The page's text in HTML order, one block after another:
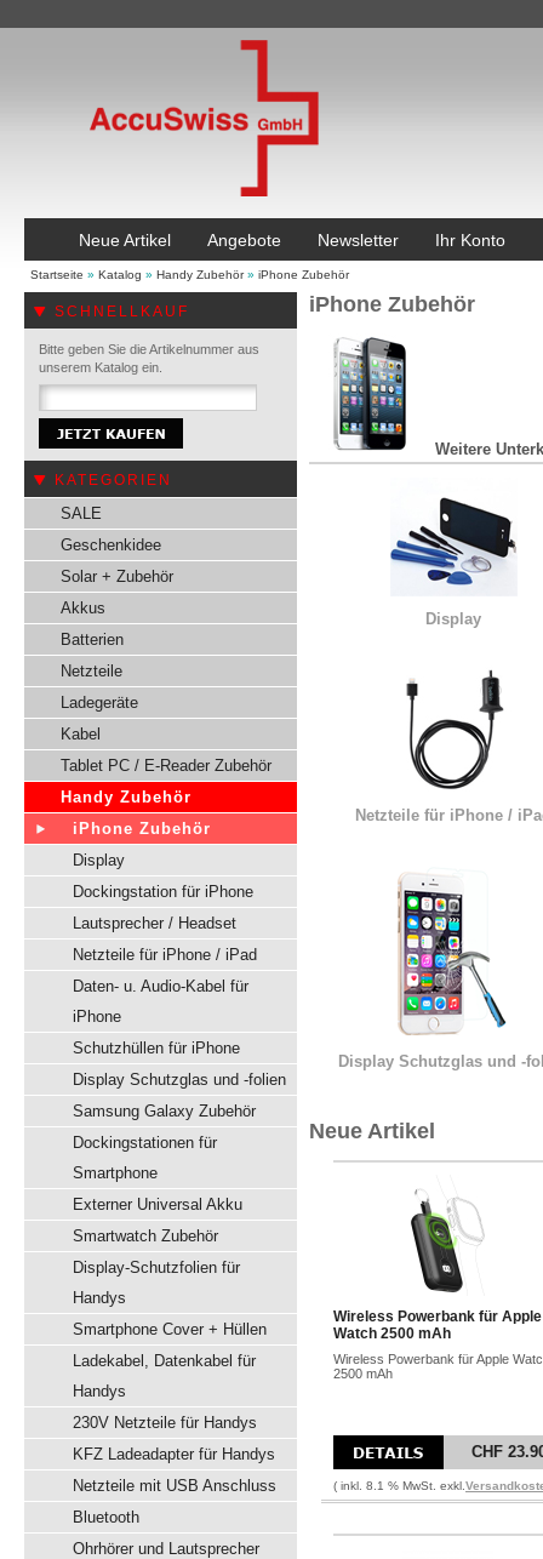
Neue Artikel Angebote Newsletter Ihr Konto
Startseite » Katalog » Handy Zubehör» iPhone Zubehör
SCHNELLKAUF
Bitte geben Sie die Artikelnummer aus
unserem Katalog ein.
KATEGORIEN
SALE
Geschenkidee
Solar + Zubehör
Akkus
Batterien
Netzteile
Ladegeräte
Kabel
Tablet PC / E-Reader Zubehör
Handy Zubehör
iPhone Zubehör
Display
Dockingstation für iPhone
Lautsprecher / Headset
Netzteile für iPhone / iPad
Daten- u. Audio-Kabel für
iPhone
Schutzhüllen für iPhone
Display Schutzglas und -folien
Samsung Galaxy Zubehör
Dockingstationen für
Smartphone
Externer Universal Akku
Smartwatch Zubehör
Display-Schutzfolien für
Handys
Smartphone Cover + Hüllen
Ladekabel, Datenkabel für
Handys
230V Netzteile für Handys
KFZ Ladeadapter für Handys
Netzteile mit USB Anschluss
Bluetooth
Ohrhörer und Lautsprecher
iPhone Zubehör
Weitere
Display
Netzteile für iPhone /
Display Schutzglas und -
Neue Artikel
Wireless Powerbank für Apple
Watch 2500 mAh
Wireless Powerbank für Apple
2500 mAh
CHF
( inkl. 8.1 % MwSt. exkl.